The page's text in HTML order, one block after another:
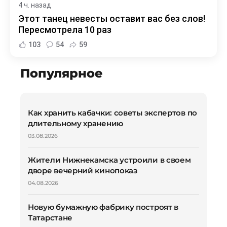
4 ч. назад
Этот танец невесты оставит вас без слов!
Пересмотрела 10 раз
103 54 59
Популярное
Как хранить кабачки: советы экспертов по
длительному хранению
03.08.2026
Жители Нижнекамска устроили в своем
дворе вечерний кинопоказ
04.08.2026
Новую бумажную фабрику построят в
Татарстане